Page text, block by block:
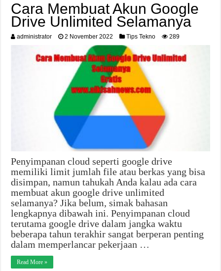
Cara Membuat Akun Google
Drive Unlimited Selamanya
administrator 2 November 2022 Tips Tekno 289
Penyimpanan cloud seperti google drive
memiliki limit jumlah file atau berkas yang bisa
disimpan, namun tahukah Anda kalau ada cara
membuat akun google drive unlimited
selamanya? Jika belum, simak bahasan
lengkapnya dibawah ini. Penyimpanan cloud
terutama google drive dalam jangka waktu
beberapa tahun terakhir sangat berperan penting
dalam memperlancar pekerjaan …
Read More »